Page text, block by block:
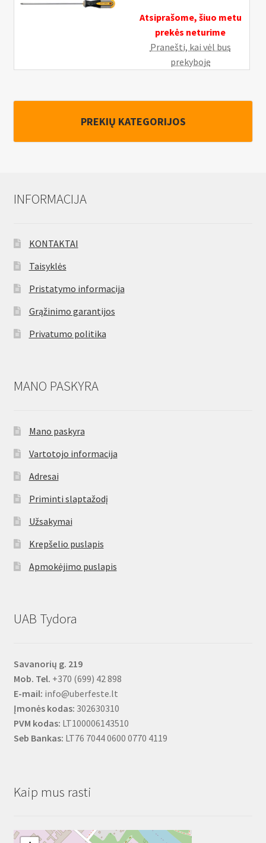
Atsiprašome, šiuo metu
prekės neturime
Pranešti, kai vėl bus
prekyboje
PREKIŲ KATEGORIJOS
INFORMACIJA
KONTAKTAI
Taisyklės
Pristatymo informacija
Grąžinimo garantijos
Privatumo politika
MANO PASKYRA
Mano paskyra
Vartotojo informacija
Adresai
Priminti slaptažodį
Užsakymai
Krepšelio puslapis
Apmokėjimo puslapis
UAB Tydora
Savanorių g. 219
Mob. Tel. +370 (699) 42 898
E-mail: info@uberfeste.lt
Įmonės kodas: 302630310
PVM kodas: LT100006143510
Seb Bankas: LT76 7044 0600 0770 4119
Kaip mus rasti